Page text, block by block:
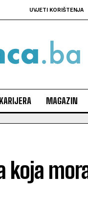
UVJETI KORIŠTENJA
KARIJERA MAGAZIN
koja